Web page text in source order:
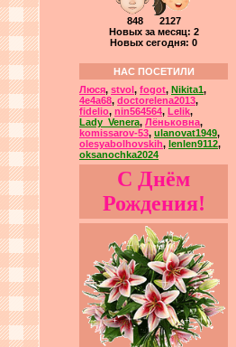
848 2127
Новых за месяц: 2
Новых сегодня: 0
НАС ПОСЕТИЛИ
Люся, stvol , fogot, Nikita1,
4e4a68, doctorelena2013,
fidelio, nin564564, Lelik,
Lady_Venera, Лёньковна,
komissarov-53, ulanovat1949,
olesyabolhovskih, lenlen9112,
oksanochka2024
С Днём
Рождения!